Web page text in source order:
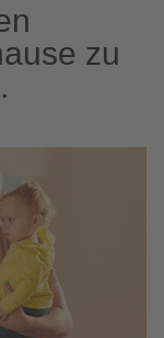
zu